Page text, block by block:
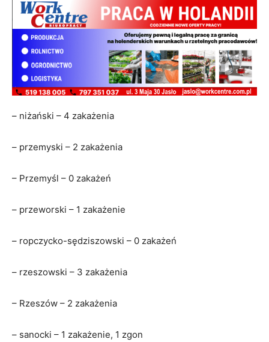
– niżański – 4 zakażenia
– przemyski – 2 zakażenia
– Przemyśl – 0 zakażeń
– przeworski – 1 zakażenie
– ropczycko-sędziszowski – 0 zakażeń
– rzeszowski – 3 zakażenia
– Rzeszów – 2 zakażenia
– sanocki – 1 zakażenie, 1 zgon